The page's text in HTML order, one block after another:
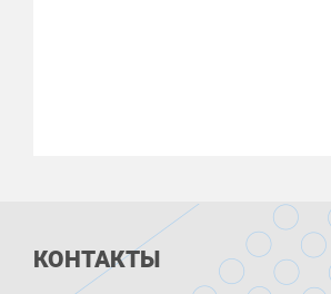
КОНТАКТЫ